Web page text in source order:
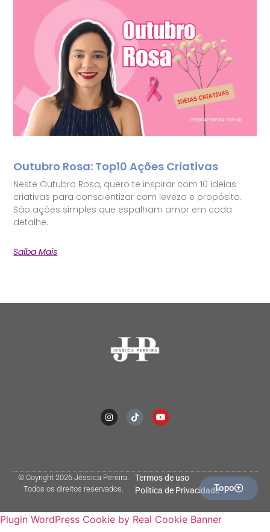
Outubro Rosa: Top10 Ações Criativas
Neste Outubro Rosa, quero te inspirar com 10 ideias
criativas para conscientizar com leveza e propósito.
São ações simples que espalham amor em cada
detalhe.
Saiba Mais
© Coyright 2026 Jéssica Pereira.
Todos os direitos reservados.
Termos de uso
Política de PrivacidadeTopo
Plugin WordPress Cookie by Real Cookie Banner